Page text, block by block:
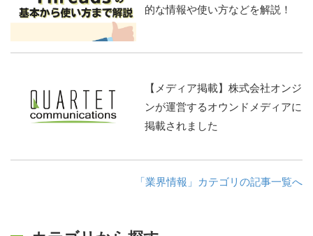
的な情報や使い方などを解説！
【メディア掲載】株式会社オンジ
ンが運営するオウンドメディアに
掲載されました
「業界情報」カテゴリの記事一覧へ